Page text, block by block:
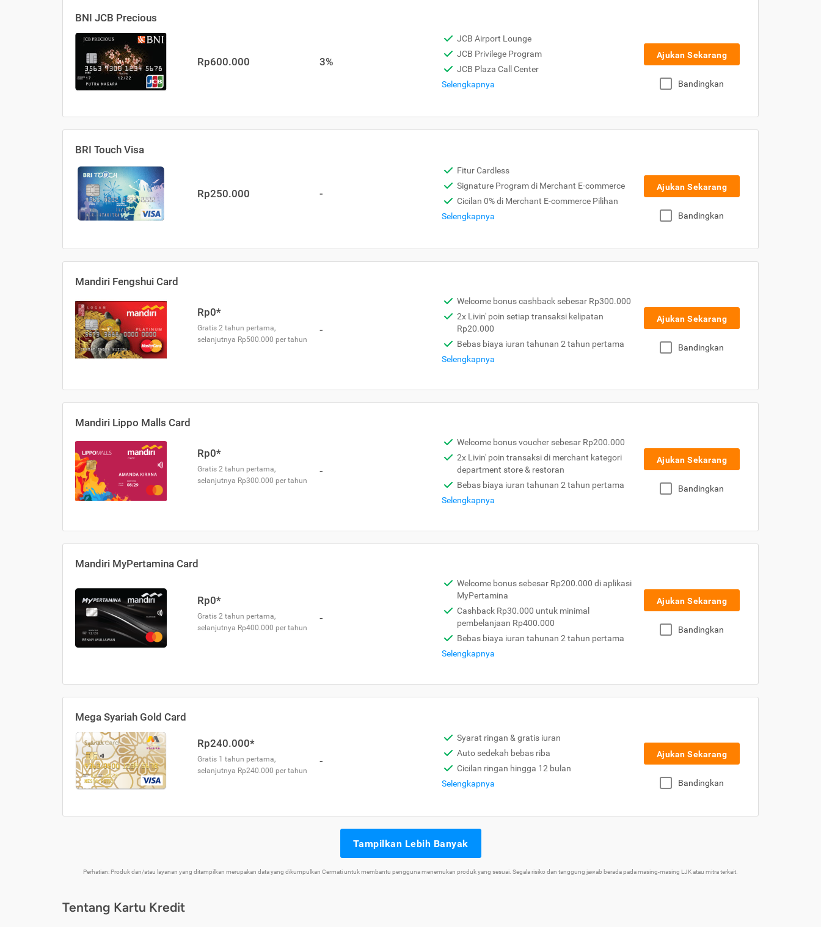
BNI JCB Precious
Rp600.000 3%
JCB Airport Lounge
JCB Privilege Program
JCB Plaza Call Center
Selengkapnya
Ajukan Sekarang
Bandingkan
BRI Touch Visa
Rp250.000 -
Fitur Cardless
Signature Program di Merchant E-commerce
Cicilan 0% di Merchant E-commerce Pilihan
Selengkapnya
Ajukan Sekarang
Bandingkan
Mandiri Fengshui Card
Rp0*
Gratis 2 tahun pertama,
selanjutnya Rp500.000 per tahun
-
Welcome bonus cashback sebesar Rp300.000
2x Livin' poin setiap transaksi kelipatan
Rp20.000
Bebas biaya iuran tahunan 2 tahun pertama
Selengkapnya
Ajukan Sekarang
Bandingkan
Mandiri Lippo Malls Card
Rp0*
Gratis 2 tahun pertama,
selanjutnya Rp300.000 per tahun
-
Welcome bonus voucher sebesar Rp200.000
2x Livin' poin transaksi di merchant kategori
department store & restoran
Bebas biaya iuran tahunan 2 tahun pertama
Selengkapnya
Ajukan Sekarang
Bandingkan
Mandiri MyPertamina Card
Rp0*
Gratis 2 tahun pertama,
selanjutnya Rp400.000 per tahun
-
Welcome bonus sebesar Rp200.000 di aplikasi
MyPertamina
Cashback Rp30.000 untuk minimal
pembelanjaan Rp400.000
Bebas biaya iuran tahunan 2 tahun pertama
Selengkapnya
Ajukan Sekarang
Bandingkan
Mega Syariah Gold Card
Rp240.000*
Gratis 1 tahun pertama,
selanjutnya Rp240.000 per tahun
-
Syarat ringan & gratis iuran
Auto sedekah bebas riba
Cicilan ringan hingga 12 bulan
Selengkapnya
Ajukan Sekarang
Bandingkan
Tampilkan Lebih Banyak
Perhatian: Produk dan/atau layanan yang ditampilkan merupakan data yang dikumpulkan Cermati untuk membantu pengguna menemukan produk yang sesuai. Segala risiko dan tanggung jawab berada pada masing-masing LJK atau mitra terkait.
Tentang Kartu Kredit